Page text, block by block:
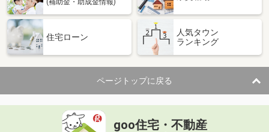
愛媛県松山市宮西３丁目
住 所
愛媛県松山市宮西３丁目
専有面積 19.87m²
間取り
1K
愛媛県松山市西石井２丁目
(補助金・助成金情報)
住宅ローン
人気タウン
ランキング
ページトップに戻る
goo住宅・不動産